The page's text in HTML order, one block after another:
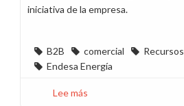
iniciativa de la empresa.
B2B comercial
Endesa Energía
Lee más